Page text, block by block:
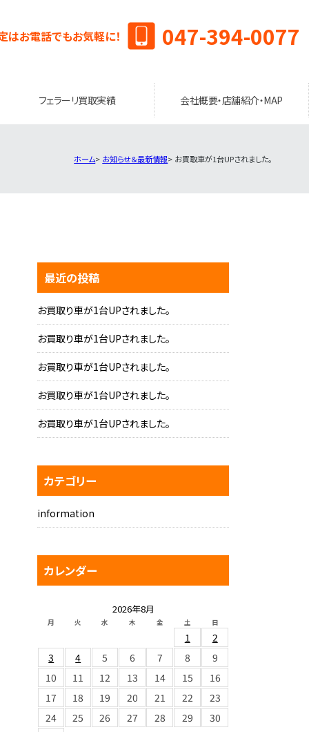
はお電話でもお気軽に！ 047-394-0077
フェラーリ買取実績 会社概要・店舗紹介・MAP
ホーム お知らせ＆最新情報 お買取車が1台UPされました。
最近の投稿
お買取り車が1台UPされました。
お買取り車が1台UPされました。
お買取り車が1台UPされました。
お買取り車が1台UPされました。
お買取り車が1台UPされました。
カテゴリー
information
カレンダー
2026年8月
月 火 水 木 金 土 日
1
2
3
4 5 6 7 8
9
10
11 12 13 14 15
16
17
18 19 20 21 22
23
24
25 26 27 28 29
30